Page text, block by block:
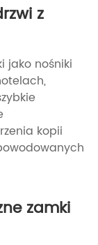
z
jako nośniki
kopii
zamki